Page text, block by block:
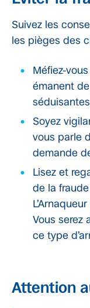
Suivez les
les pièges des
Méfiez-
émanent
Soyez
vous parle
demande
Lisez et
de la
Vous serez
ce type
Attention